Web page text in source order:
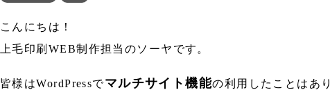
こんにちは！
上毛印刷WEB制作担当のソーヤです。
皆様はWordPressでマルチサイト機能の利用したことはあ